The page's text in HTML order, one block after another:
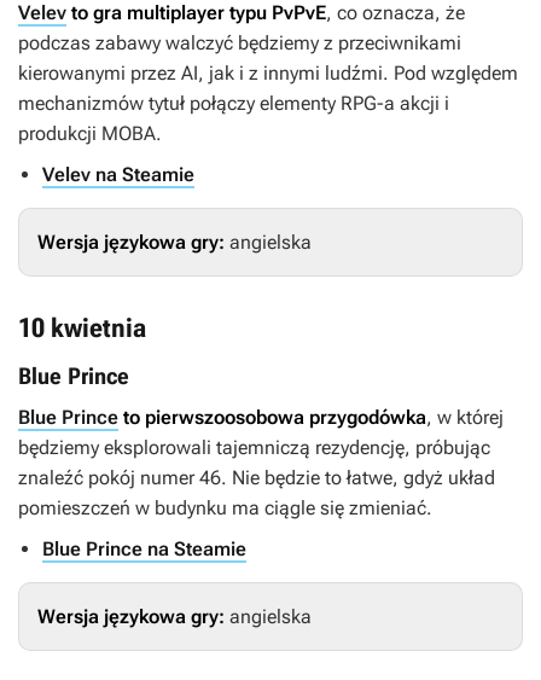
Velev to gra multiplayer typu PvPvE, co oznacza, że
podczas zabawy walczyć będziemy z przeciwnikami
kierowanymi przez AI, jak i z innymi ludźmi. Pod względem
mechanizmów tytuł połączy elementy RPG-a akcji i
produkcji MOBA.
Velev na Steamie
Wersja językowa gry: angielska
10 kwietnia
Blue Prince
Blue Prince to pierwszoosobowa przygodówka, w której
będziemy eksplorowali tajemniczą rezydencję, próbując
znaleźć pokój numer 46. Nie będzie to łatwe, gdyż układ
pomieszczeń w budynku ma ciągle się zmieniać.
Blue Prince na Steamie
Wersja językowa gry: angielska